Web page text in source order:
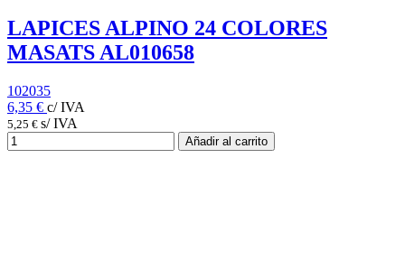
LAPICES ALPINO 24 COLORES
MASATS AL010658
102035
6,35 € c/ IVA
5,25 € s/ IVA
Añadir al carrito